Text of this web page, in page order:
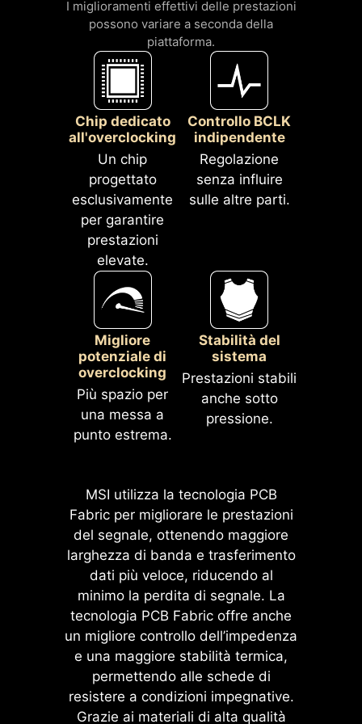
I miglioramenti effettivi delle prestazioni
possono variare a seconda della
piattaforma.
Chip dedicato
all'overclocking
Un chip
progettato
esclusivamente
per garantire
prestazioni
elevate.
Controllo BCLK
indipendente
Regolazione
senza influire
sulle altre parti.
Migliore
potenziale di
overclocking
Più spazio per
una messa a
punto estrema.
Stabilità del
sistema
Prestazioni stabili
anche sotto
pressione.
MSI utilizza la tecnologia PCB
Fabric per migliorare le prestazioni
del segnale, ottenendo maggiore
larghezza di banda e trasferimento
dati più veloce, riducendo al
minimo la perdita di segnale. La
tecnologia PCB Fabric offre anche
un migliore controllo dell’impedenza
e una maggiore stabilità termica,
permettendo alle schede di
resistere a condizioni impegnative.
Grazie ai materiali di alta qualità
LATENCY KILLER
Il BIOS MSI ha introdotto la funzione
Latency Killer più recente su tutte
le schede madri con socket AM5.
Gli utenti possono abilitare Latency
Killer nel BIOS per ridurre la latenza
della memoria fino al 12% quando si
lavora ad alte frequenze.
Importante, è compatibile con
un’ampia gamma di funzionalità di
overclock della memoria, tra cui
RIDUZIONE DELLA LATENZA
DELLA MEMORIA FINO AL
12%
spugnosi insieme alla resistenza
alla corrosione IO Shield
contribuiscono a migliorare
l'elettricità statica e a ridurre il
rumore delle radiazioni
elettromagnetiche dal sistema,
oltre a essere molto più durevoli
rispetto ai tradizionali IO Shield.
* L'immagine sopra è un riferimento
illustrativo. Per maggiori dettagli, fare
riferimento alle pagine delle specifiche.
spugnosi insieme alla resistenza
alla corrosione IO Shield
contribuiscono a migliorare
l'elettricità statica e a ridurre il
rumore delle radiazioni
elettromagnetiche dal sistema,
oltre a essere molto più durevoli
rispetto ai tradizionali IO Shield.